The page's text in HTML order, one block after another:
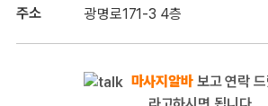
주소 광명로171-3 4층
마사지알바보고 연락 드